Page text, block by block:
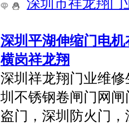
深圳平湖伸缩门电
横岗祥龙翔
深圳祥龙翔门业维
圳不锈钢卷闸门网
盗门，深圳防火门